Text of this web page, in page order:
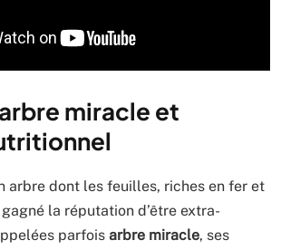
miracle et
arbre dont les feuilles, riches en fer et
la réputation d’être extra-
parfois arbre miracle, ses